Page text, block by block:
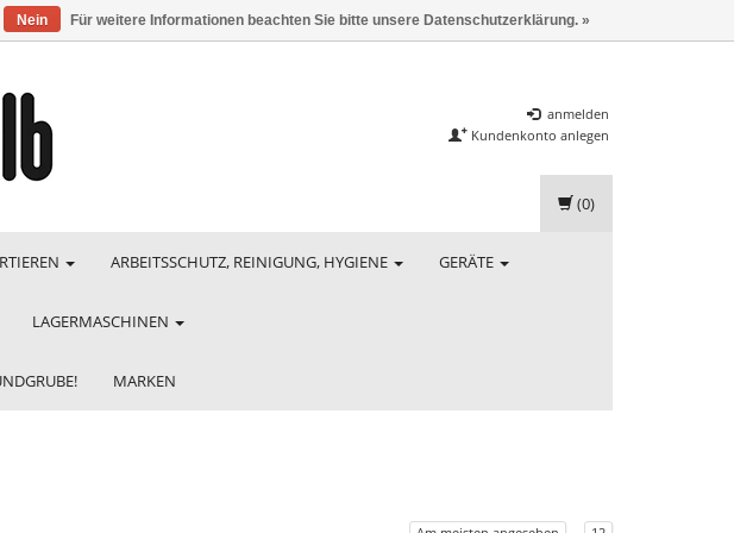
anmelden
Kundenkonto anlegen
ARBEITSSCHUTZ, REINIGUNG, HYGIENE GERÄTE
LAGERMASCHINEN
MARKEN
(0)
Nein Für weitere Informationen beachten Sie bitte unsere Datenschutzerklärung. »